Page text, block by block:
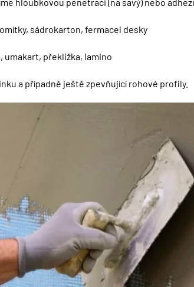
sádrokarton, fermacel desky
umakart, překližka, lamino
a případně ještě zpevňující rohové profily.